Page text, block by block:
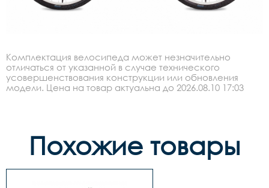
Комплектация велосипеда может незначительно
отличаться от указанной в случае технического
усовершенствования конструкции или обновления
модели. Цена на товар актуальна до 2026.08.10 17:03
Похожие товары